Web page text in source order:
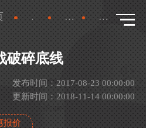
新闻 产品新闻 详情
破碎底线
发布时间：2017-08-23 00:00:00
更新时间：2018-11-14 00:00:00
报价